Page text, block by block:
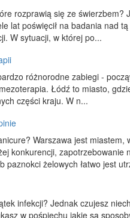
rozprawią się ze
lat poświęcił na badania nad
W sytuacji, w której po...
różnorodne zabiegi -
Łódź to miasto,
części kraju. W n...
Warszawa jest miastem,
konkurencji,
paznokci żelowych łatwo jest
infekcji? Jednak czujesz
w pośpiechu jakie są